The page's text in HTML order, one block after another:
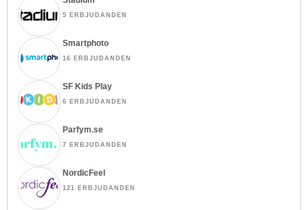
5 ERBJUDANDEN
Smartphoto
16 ERBJUDANDEN
SF Kids Play
6 ERBJUDANDEN
Parfym.se
7 ERBJUDANDEN
NordicFeel
121 ERBJUDANDEN